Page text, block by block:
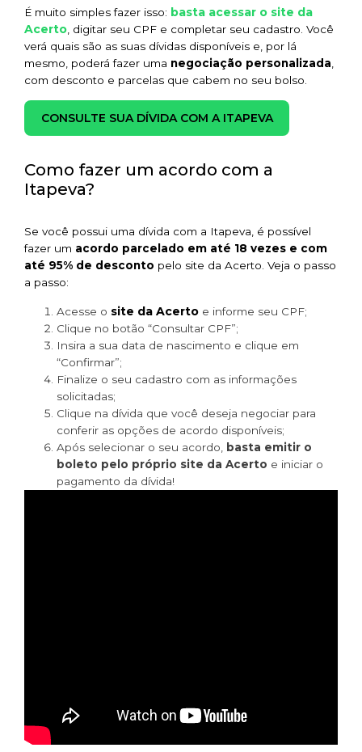
É muito simples fazer isso: basta acessar o site da
Acerto , digitar seu CPF e completar seu cadastro. Você
verá quais são as suas dívidas disponíveis e, por lá
mesmo, poderá fazer uma negociação personalizada
com desconto e parcelas que cabem no seu bolso.
CONSULTE SUA DÍVIDA COM A ITAPEVA
Como fazer um acordo com a
Itapeva?
Se você possui uma dívida com a Itapeva, é possível
fazer um acordo parcelado em até 18 vezes e com
até 95% de desconto pelo site da Acerto. Veja o passo
a passo:
Acesse o site da Acerto e informe seu CPF;
Clique no botão “Consultar CPF”;
Insira a sua data de nascimento e clique em
“Confirmar”;
Finalize o seu cadastro com as informações
solicitadas;
Clique na dívida que você deseja negociar para
conferir as opções de acordo disponíveis;
Após selecionar o seu acordo, basta emitir o
boleto pelo próprio site da Acerto e iniciar o
pagamento da dívida!